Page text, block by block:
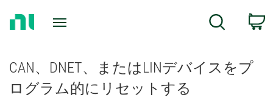
Search
CAN、DNET、またはLINデバイスをプ
ログラム的にリセットする